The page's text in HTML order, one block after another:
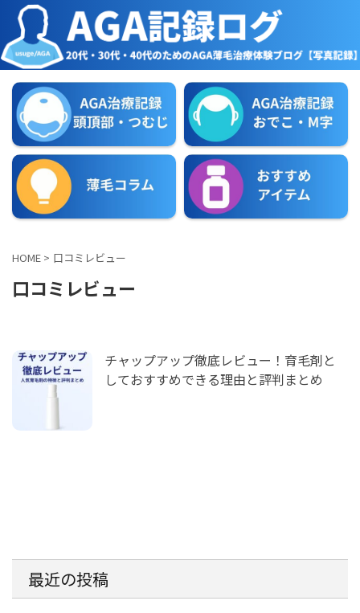
HOME > 口コミレビュー
口コミレビュー
チャップアップ徹底レビュー！育毛剤と
しておすすめできる理由と評判まとめ
最近の投稿